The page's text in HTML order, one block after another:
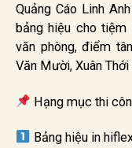
Quảng Cáo Linh
bảng hiệu cho tiệm
văn phòng, điểm
Văn Mười, Xuân
Hạng mục thi
Bảng hiệu in